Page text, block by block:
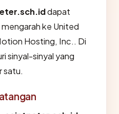
dapat
ke United
Hosting, Inc.. Di
sinyal-sinyal yang
satu.